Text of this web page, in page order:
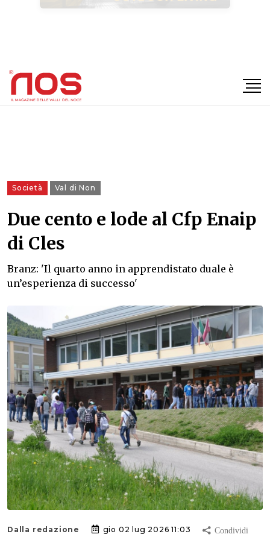
×
Società Val di Non
Due cento e lode al Cfp Enaip
di Cles
Branz: 'Il quarto anno in apprendistato duale è
un’esperienza di successo'
Dalla redazione gio 02 lug 2026 11:03